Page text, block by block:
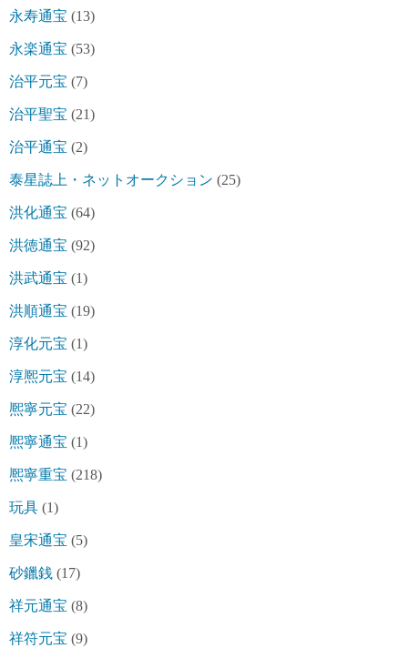
永寿通宝 (13)
永楽通宝 (53)
治平元宝 (7)
治平聖宝 (21)
治平通宝 (2)
泰星誌上・ネットオークション (25)
洪化通宝 (64)
洪徳通宝 (92)
洪武通宝 (1)
洪順通宝 (19)
淳化元宝 (1)
淳熈元宝 (14)
熈寧元宝 (22)
熈寧通宝 (1)
熈寧重宝 (218)
玩具 (1)
皇宋通宝 (5)
砂鑞銭 (17)
祥元通宝 (8)
祥符元宝 (9)